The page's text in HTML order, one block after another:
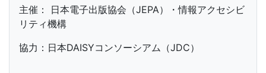
主催： 日本電子出版協会（JEPA）・情報アクセシビ
リティ機構
協力：日本DAISYコンソーシアム（JDC）